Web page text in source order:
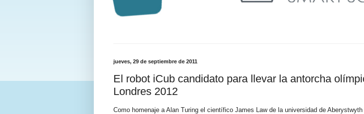
jueves, 29 de septiembre de 2011
El robot iCub candidato para llevar la antorcha
Londres 2012
Como homenaje a Alan Turing el científico James Law de la universidad de Aberystwyth